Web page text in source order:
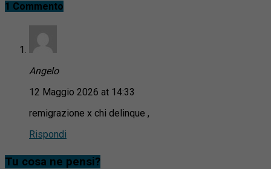
1 Commento
Angelo
12 Maggio 2026 at 14:33
remigrazione x chi delinque ,
Rispondi
Tu cosa ne pensi?